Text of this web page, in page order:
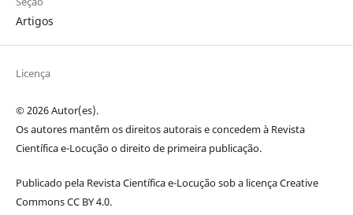
Artigos
Licença
© 2026 Autor(es).
Os autores mantêm os direitos autorais e concedem à Revista
Científica e-Locução o direito de primeira publicação.
Publicado pela Revista Científica e-Locução sob a licença Creative
Commons CC BY 4.0.